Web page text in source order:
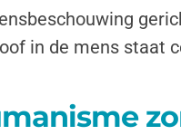
in de mens staat